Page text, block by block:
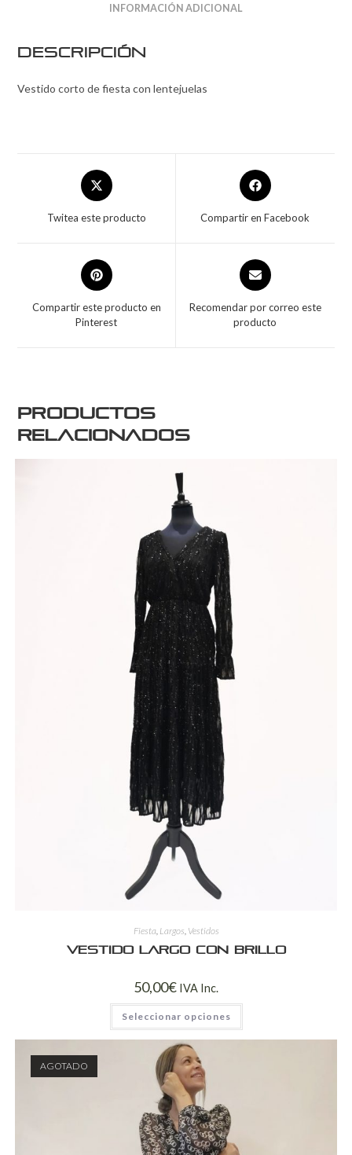
INFORMACIÓN ADICIONAL
Descripción
Vestido corto de fiesta con lentejuelas
Twitea este producto Compartir en Facebook
Compartir este producto en
Pinterest
Recomendar por correo este
producto
Productos
relacionados
Fiesta Largos Vestidos
Vestido largo con brillo
50,00€ IVA Inc.
Seleccionar opciones
AGOTADO